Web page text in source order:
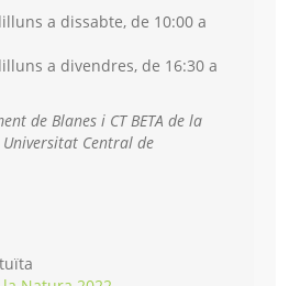
a dissabte, de 10:00 a
a divendres, de 16:30 a
de Blanes i CT BETA de la
Central de